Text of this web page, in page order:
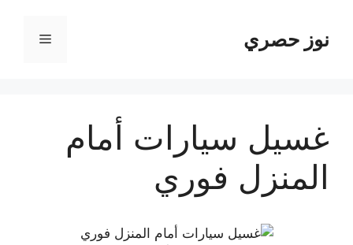
المحتوىنوز حصري القائمة
غسيل سيارات أمام
المنزل فوري